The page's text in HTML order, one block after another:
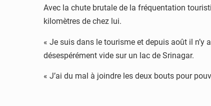
Avec la chute brutale de la fréquentation
kilomètres de chez lui.
« Je suis dans le tourisme et depuis août il n’y
désespérément vide sur un lac de Srinagar.
« J’ai du mal à joindre les deux bouts pour